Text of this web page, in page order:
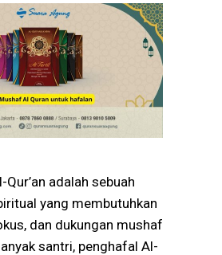
adalah sebuah
yang membutuhkan
dan dukungan mushaf
santri, penghafal Al-